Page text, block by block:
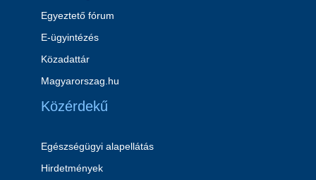
Egyeztető fórum
E-ügyintézés
Közadattár
Magyarorszag.hu
Közérdekű
Egészségügyi alapellátás
Hirdetmények